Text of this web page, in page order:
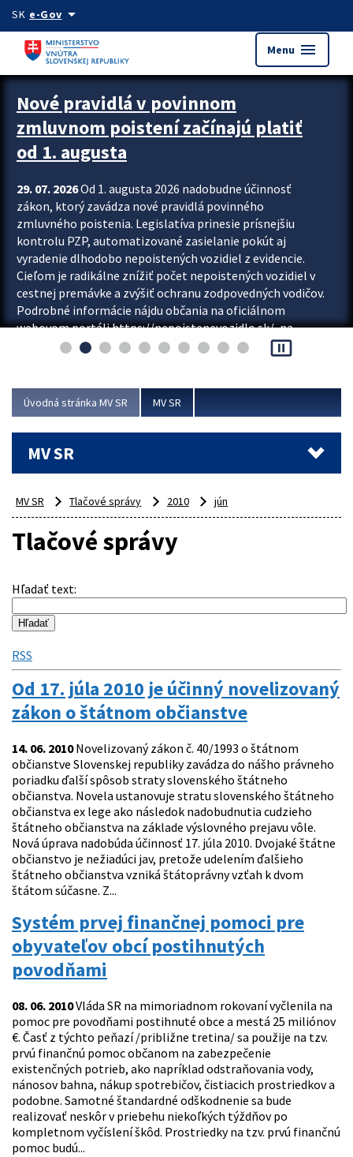
Preskocit na hlavný obsah
SK e-Govarrow_drop_down
Menu menu
Zastavit automatický posun upútavok
Nové pravidlá v povinnom
zmluvnom poistení začínajú platiť
od 1. augusta
29. 07. 2026Od 1. augusta 2026 nadobudne účinnosť
zákon, ktorý zavádza nové pravidlá povinného
zmluvného poistenia. Legislatíva prinesie prísnejšiu
kontrolu PZP, automatizované zasielanie pokút aj
vyradenie dlhodobo nepoistených vozidiel z evidencie.
Cieľom je radikálne znížiť počet nepoistených vozidiel v
cestnej premávke a zvýšiť ochranu zodpovedných vodičov.
Podrobné informácie nájdu občania na oficiálnom
webovom portáli https://nepoistenevozidlo.sk/, na
ktorom od augusta pribudne aj možnosť overiť si...
pause_presentation
Úvodná stránka MV SR MV SR
MV SR
MV SR Tlačové správy 2010 jún
Tlačové správy
Hľadať text:
RSS
Od 17. júla 2010 je účinný novelizovaný
zákon o štátnom občianstve
14. 06. 2010Novelizovaný zákon č. 40/1993 o štátnom
občianstve Slovenskej republiky zavádza do nášho právneho
poriadku ďalší spôsob straty slovenského štátneho
občianstva. Novela ustanovuje stratu slovenského štátneho
občianstva ex lege ako následok nadobudnutia cudzieho
štátneho občianstva na základe výslovného prejavu vôle.
Nová úprava nadobúda účinnosť 17. júla 2010. Dvojaké štátne
občianstvo je nežiadúci jav, pretože udelením ďalšieho
štátneho občianstva vzniká štátoprávny vzťah k dvom
štátom súčasne. Z...
Systém prvej finančnej pomoci pre
obyvateľov obcí postihnutých
povodňami
08. 06. 2010Vláda SR na mimoriadnom rokovaní vyčlenila na
pomoc pre povodňami postihnuté obce a mestá 25 miliónov
€. Časť z týchto peňazí /približne tretina/ sa použije na tzv.
prvú finančnú pomoc občanom na zabezpečenie
existenčných potrieb, ako napríklad odstraňovania vody,
nánosov bahna, nákup spotrebičov, čistiacich prostriedkov a
podobne. Samotné štandardné odškodnenie sa bude
realizovať neskôr v priebehu niekoľkých týždňov po
kompletnom vyčíslení škôd. Prostriedky na tzv. prvú finančnú
pomoc budú...